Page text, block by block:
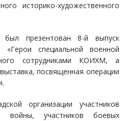
историко-художественного
презентован 8-й выпуск
«Герои специальной военной
сотрудниками КОИХМ, а
посвященная операции
организации участников
войны, участников боевых